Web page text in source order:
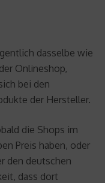
dasselbe wie
Onlineshop,
bei den
der Hersteller.
die Shops im
Preis haben, oder
den deutschen
dass dort